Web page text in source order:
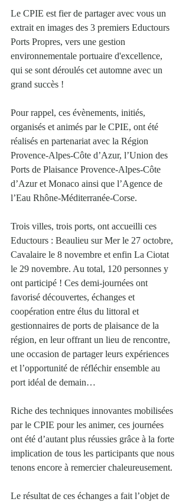
Le CPIE est fier de partager avec vous un
extrait en images des 3 premiers Eductours
Ports Propres, vers une gestion
environnementale portuaire d'excellence,
qui se sont déroulés cet automne avec un
grand succès !
Pour rappel, ces évènements, initiés,
organisés et animés par le CPIE, ont été
réalisés en partenariat avec la Région
Provence-Alpes-Côte d’Azur, l’Union des
Ports de Plaisance Provence-Alpes-Côte
d’Azur et Monaco ainsi que l’Agence de
l’Eau Rhône-Méditerranée-Corse.
Trois villes, trois ports, ont accueilli ces
Eductours : Beaulieu sur Mer le 27 octobre,
Cavalaire le 8 novembre et enfin La Ciotat
le 29 novembre. Au total, 120 personnes y
ont participé ! Ces demi-journées ont
favorisé découvertes, échanges et
coopération entre élus du littoral et
gestionnaires de ports de plaisance de la
région, en leur offrant un lieu de rencontre,
une occasion de partager leurs expériences
et l’opportunité de réfléchir ensemble au
port idéal de demain…
Riche des techniques innovantes mobilisées
par le CPIE pour les animer, ces journées
ont été d’autant plus réussies grâce à la forte
implication de tous les participants que nous
tenons encore à remercier chaleureusement.
Le résultat de ces échanges a fait l’objet de